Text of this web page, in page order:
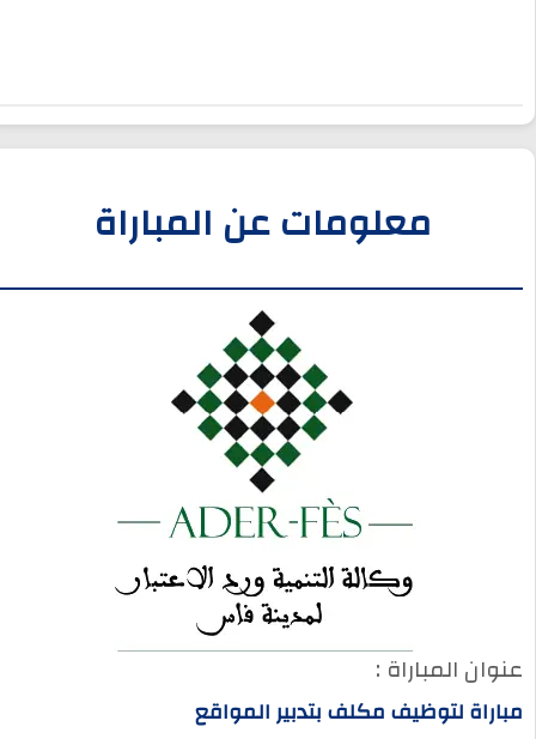
معلومات عن المباراة
عنوان المباراة :
مباراة لتوظيف مكلف بتدبير المواقع